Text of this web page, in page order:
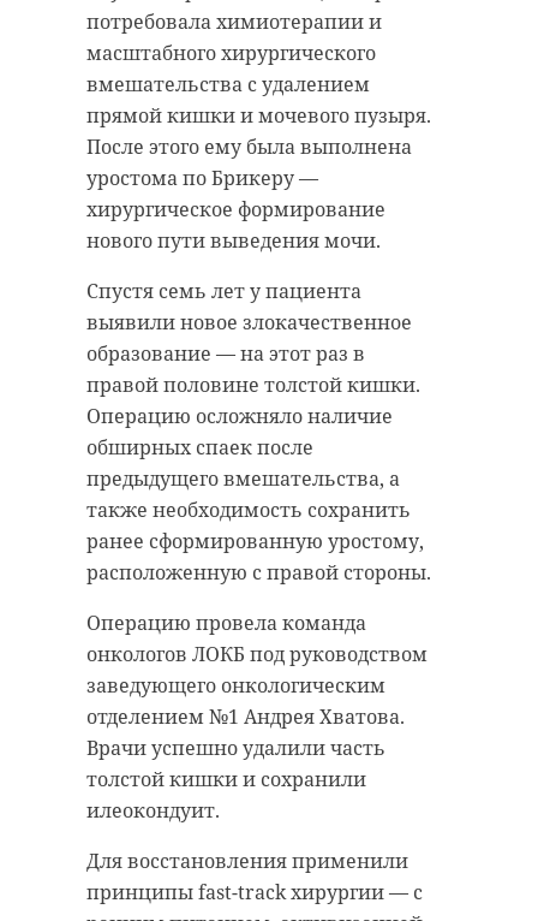
потребовала химиотерапии и
масштабного хирургического
вмешательства с удалением
прямой кишки и мочевого пузыря.
После этого ему была выполнена
уростома по Брикеру —
хирургическое формирование
нового пути выведения мочи.
Спустя семь лет у пациента
выявили новое злокачественное
образование — на этот раз в
правой половине толстой кишки.
Операцию осложняло наличие
обширных спаек после
предыдущего вмешательства, а
также необходимость сохранить
ранее сформированную уростому,
расположенную с правой стороны.
Операцию провела команда
онкологов ЛОКБ под руководством
заведующего онкологическим
отделением №1 Андрея Хватова.
Врачи успешно удалили часть
толстой кишки и сохранили
илеокондуит.
Для восстановления применили
принципы fast-track хирургии — с